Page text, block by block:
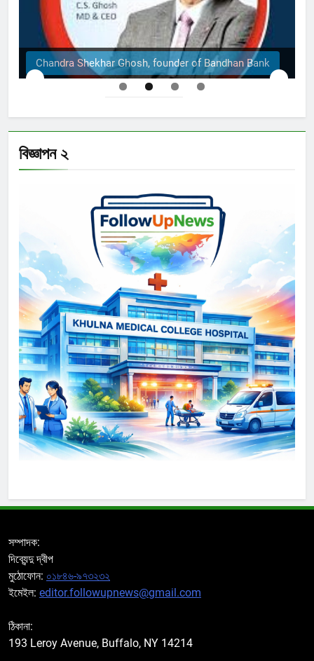
Chandra Shekhar Ghosh, founder of Bandhan Bank
বিজ্ঞাপন ২
সম্পাদক:
দিব্যেন্দু দ্বীপ
মুঠোফোন: ০১৮৪৬-৯৭৩২৩২
ইমেইল: editor.followupnews@gmail.com
ঠিকানা:
193 Leroy Avenue, Buffalo, NY 14214